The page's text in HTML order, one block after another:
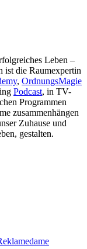
Leben –
ist die Raumexpertin
, OrdnungsMagie
Podcast, in TV-
Programmen
zusammenhängen
Zuhause und
gestalten.